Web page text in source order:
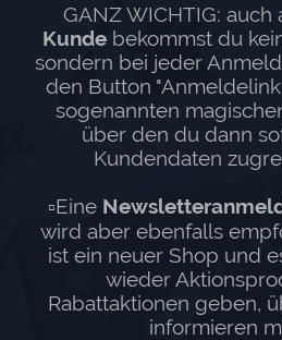
GANZ WICHTIG: auch
Kundebekommst du
sondern bei jeder
den Button
sogenannten
über den du dann
Kundendaten
▫️Eine
wird aber ebenfalls
ist ein neuer Shop und
wieder
Rabattaktionen geben,
informieren